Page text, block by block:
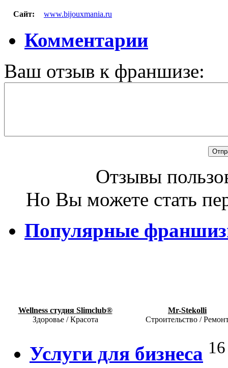
Сайт: www.bijouxmania.ru
Комментарии
Ваш отзыв к франшизе:
Отзывы
Но Вы можете стать
Популярные
Wellness студия Slimclub®
Здоровье / Красота
Mr-Stekolli
Строительство /
Услуги для бизнеса 16